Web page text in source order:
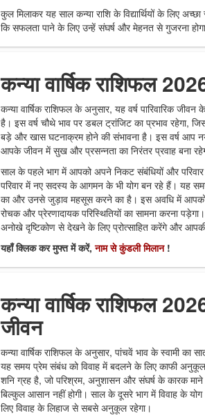
कुल मिलाकर यह साल कन्या राशि के विद्यार्थियों के लिए
कि सफलता पाने के लिए उन्हें संघर्ष और मेहनत से गुजरना
कन्या वार्षिक राशिफल
कन्या वार्षिक राशिफल के अनुसार, यह वर्ष पारिवारिक
है। इस वर्ष चौथे भाव पर डबल ट्रांजिट का प्रभाव रहेगा,
बड़े और खास घटनाक्रम होने की संभावना है। इस वर्ष आप
आपके जीवन में सुख और प्रसन्नता का निरंतर प्रवाह बना
साल के पहले भाग में आपको अपने निकट संबंधियों और परिवार
परिवार में नए सदस्य के आगमन के भी योग बन रहे हैं। यह
का और उनसे जुड़ाव महसूस करने का है। इस अवधि में आपको
रोचक और प्रेरणादायक परिस्थितियों का सामना करना
अनोखे दृष्टिकोण से देखने के लिए प्रोत्साहित करेंगे और
यहाँ क्लिक कर मुफ्त में करें,नाम से कुंडली मिलान !
कन्या वार्षिक राशिफल
जीवन
कन्या वार्षिक राशिफल के अनुसार, पांचवें भाव के स्वामी का
यह समय प्रेम संबंध को विवाह में बदलने के लिए काफी
शनि ग्रह है, जो परिश्रम, अनुशासन और संघर्ष के कारक
बिल्कुल आसान नहीं होगी। साल के दूसरे भाग में विवाह के
लिए विवाह के लिहाज से सबसे अनुकूल रहेगा।